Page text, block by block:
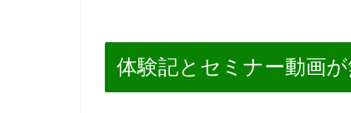
体験記とセミナー動画